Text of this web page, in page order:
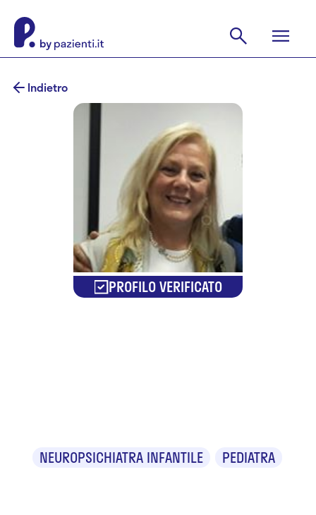
Indietro
PROFILO VERIFICATO
NEUROPSICHIATRA INFANTILE PEDIATRA